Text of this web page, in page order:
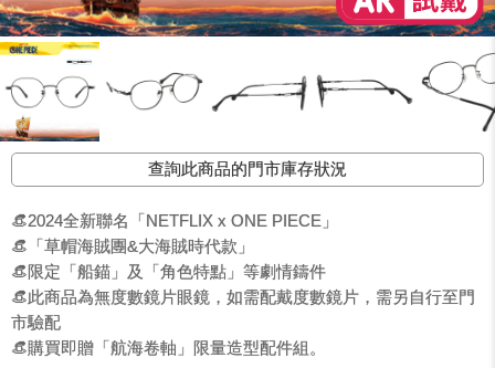
查詢此商品的門市庫存狀況
👒2024全新聯名「NETFLIX x ONE PIECE」
👒「草帽海賊團&大海賊時代款」
👒限定「船錨」及「角色特點」等劇情鑄件
👒此商品為無度數鏡片眼鏡，如需配戴度數鏡片，需另自行至門
市驗配
👒購買即贈「航海卷軸」限量造型配件組。